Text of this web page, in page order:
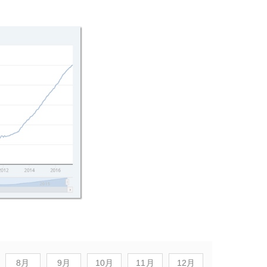
8月 9月 10月 11月 12月